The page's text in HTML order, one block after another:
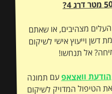
מצהיבים, או שאתם
דשן וייעוץ אישי לשיקום
אל תנחשו!
הודעת וואצאפעם תמונה
– ונתאים לכם את הטיפול המדויק לשיקום